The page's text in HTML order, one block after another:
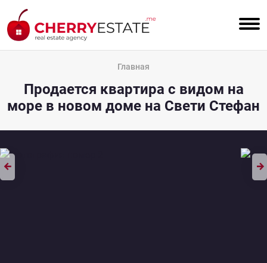
Главная
Продается квартира с видом на
море в новом доме на Свети Стефан